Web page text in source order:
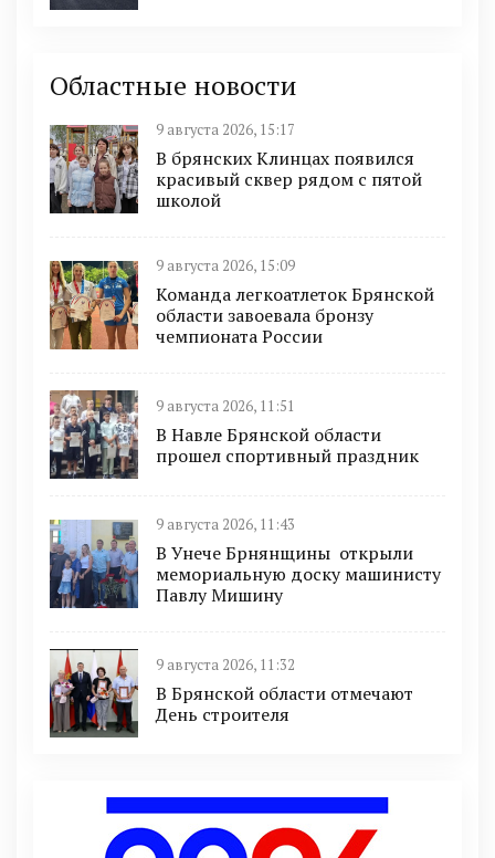
Областные новости
9 августа 2026, 15:17
В брянских Клинцах появился
красивый сквер рядом с пятой
школой
9 августа 2026, 15:09
Команда легкоатлеток Брянской
области завоевала бронзу
чемпионата России
9 августа 2026, 11:51
В Навле Брянской области
прошел спортивный праздник
9 августа 2026, 11:43
В Унече Брнянщины открыли
мемориальную доску машинисту
Павлу Мишину
9 августа 2026, 11:32
В Брянской области отмечают
День строителя